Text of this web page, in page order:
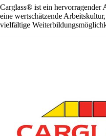
Carglass® ist ein hervorragender
eine wertschätzende
vielfältige